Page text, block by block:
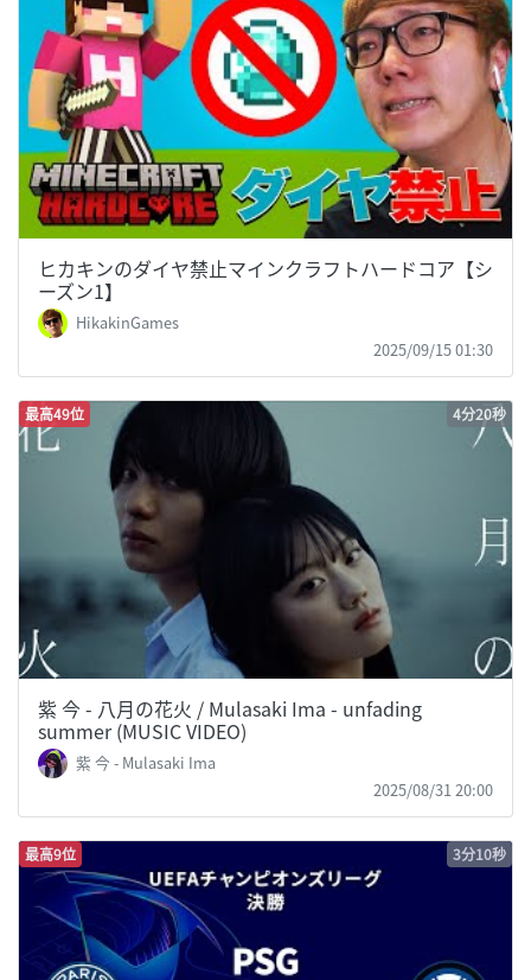
ヒカキンのダイヤ禁止マインクラフトハードコア【シ
ーズン1】
HikakinGames
2025/09/15 01:30
最高49位 4分20秒
紫 今 - 八月の花火 / Mulasaki Ima - unfading
summer (MUSIC VIDEO)
紫 今 - Mulasaki Ima
2025/08/31 20:00
最高9位 3分10秒